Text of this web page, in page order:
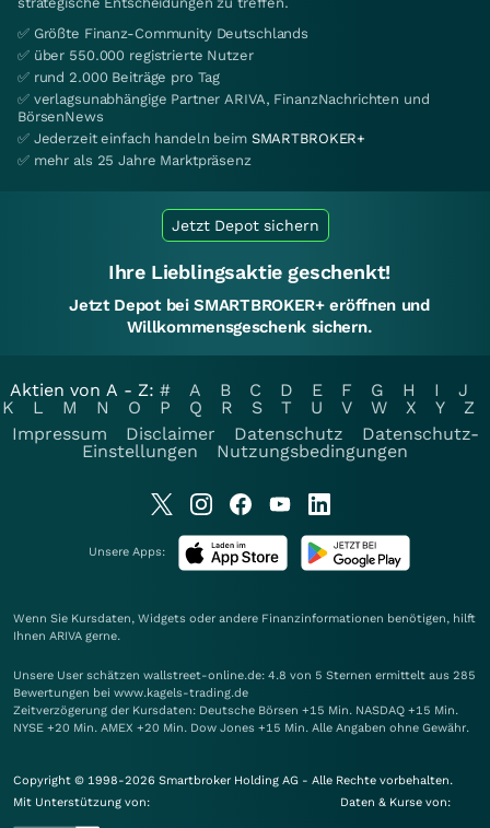
✅ Größte Finanz-Community Deutschlands
✅ über 550.000 registrierte Nutzer
✅ rund 2.000 Beiträge pro Tag
✅ verlagsunabhängige Partner ARIVA, FinanzNachrichten und
BörsenNews
✅ Jederzeit einfach handeln beim SMARTBROKER+
✅ mehr als 25 Jahre Marktpräsenz
Jetzt Depot sichern
Ihre Lieblingsaktie geschenkt!
Jetzt Depot bei SMARTBROKER+ eröffnen und
Willkommensgeschenk sichern.
Aktien von A - Z: # A B C D E F G H I
J
K
L M N O P Q R S T U V W X Y
Z
Impressum
Disclaimer Datenschutz
Datenschutz-
Einstellungen
Nutzungsbedingungen
Unsere Apps:
Wenn Sie Kursdaten, Widgets oder andere Finanzinformationen benötigen, hilft
Ihnen ARIVA gerne.
Unsere User schätzen wallstreet-online.de: 4.8 von 5 Sternen ermittelt aus 285
Bewertungen bei www.kagels-trading.de
Zeitverzögerung der Kursdaten: Deutsche Börsen +15 Min. NASDAQ +15 Min.
NYSE +20 Min. AMEX +20 Min. Dow Jones +15 Min. Alle Angaben ohne Gewähr.
Copyright © 1998-2026 Smartbroker Holding AG - Alle Rechte vorbehalten.
Mit Unterstützung von:
Daten & Kurse von: